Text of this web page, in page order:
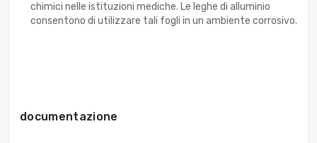
chimici nelle istituzioni mediche. Le leghe di alluminio
consentono di utilizzare tali fogli in un ambiente corrosivo.
documentazione